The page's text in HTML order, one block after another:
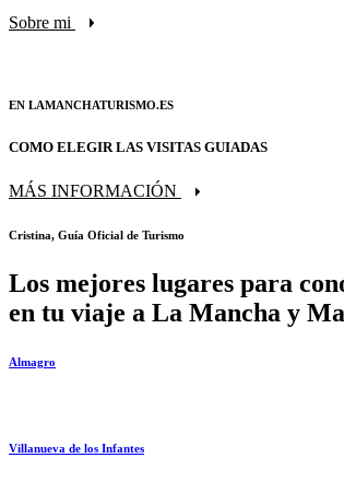
Sobre mi
EN LAMANCHATURISMO.ES
COMO ELEGIR LAS VISITAS GUIADAS
MÁS INFORMACIÓN
Cristina, Guía Oficial de Turismo
Los mejores lugares para
en tu viaje a La Mancha y
Almagro
Villanueva de los Infantes